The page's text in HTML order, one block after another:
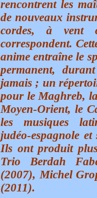
rencontrent les
de nouveaux
cordes, à vent
correspondent.
anime entraîne le
permanent,
jamais ; un
pour le Maghreb,
Moyen-Orient, le
les musiques
judéo-espagnole
Ils ont produit
Trio Berdah
(2007), Michel
(2011).